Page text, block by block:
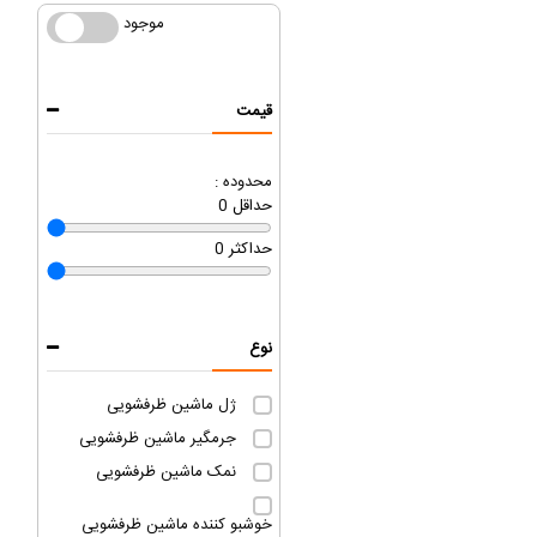
موجود موجود
قیمت
محدوده :
0 حداقل
0 حداکثر
نوع
ژل ماشین ظرفشویی
جرمگیر ماشین ظرفشویی
نمک ماشین ظرفشویی
خوشبو کننده ماشین ظرفشویی